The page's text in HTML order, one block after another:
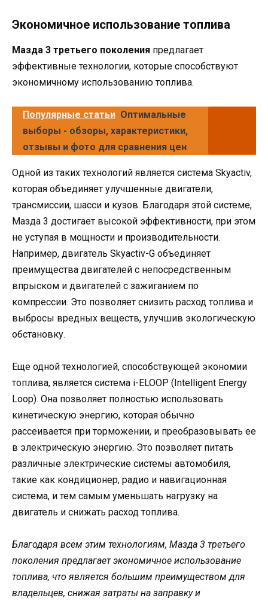
Экономичное использование топлива
Мазда 3 третьего поколения предлагает
эффективные технологии, которые способствуют
экономичному использованию топлива.
Популярные статьи Оптимальные
выборы - обзоры, характеристики,
отзывы и фото для сравнения цен
Одной из таких технологий является система Skyactiv,
которая объединяет улучшенные двигатели,
трансмиссии, шасси и кузов. Благодаря этой системе,
Мазда 3 достигает высокой эффективности, при этом
не уступая в мощности и производительности.
Например, двигатель Skyactiv-G объединяет
преимущества двигателей с непосредственным
впрыском и двигателей с зажиганием по
компрессии. Это позволяет снизить расход топлива и
выбросы вредных веществ, улучшив экологическую
обстановку.
Еще одной технологией, способствующей экономии
топлива, является система i-ELOOP (Intelligent Energy
Loop). Она позволяет полностью использовать
кинетическую энергию, которая обычно
рассеивается при торможении, и преобразовывать ее
в электрическую энергию. Это позволяет питать
различные электрические системы автомобиля,
такие как кондиционер, радио и навигационная
система, и тем самым уменьшать нагрузку на
двигатель и снижать расход топлива.
Благодаря всем этим технологиям, Мазда 3 третьего
поколения предлагает экономичное использование
топлива, что является большим преимуществом для
владельцев, снижая затраты на заправку и